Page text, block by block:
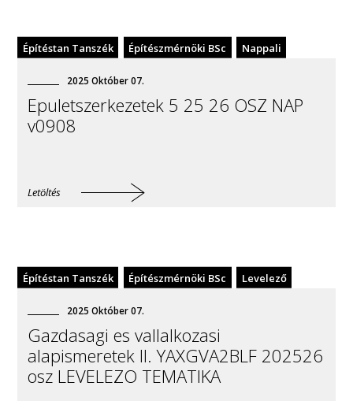
Építéstan Tanszék Építészmérnöki BSc Nappali
2025 Október 07.
Epuletszerkezetek 5 25 26 OSZ NAP
v0908
Letöltés
Építéstan Tanszék Építészmérnöki BSc Levelező
2025 Október 07.
Gazdasagi es vallalkozasi
alapismeretek II. YAXGVA2BLF 202526
osz LEVELEZO TEMATIKA